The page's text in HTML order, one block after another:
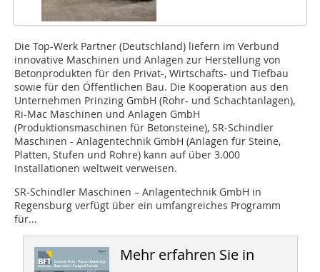
Die Top-Werk Partner (Deutschland) liefern im Verbund
innovative Maschinen und Anlagen zur Herstellung von
Betonprodukten für den Privat-, Wirtschafts- und Tiefbau
sowie für den Öffentlichen Bau. Die Kooperation aus den
Unternehmen Prinzing GmbH (Rohr- und Schachtanlagen),
Ri-Mac Maschinen und Anlagen GmbH
(Produktionsmaschinen für Betonsteine), SR-Schindler
Maschinen - Anlagentechnik GmbH (Anlagen für Steine,
Platten, Stufen und Rohre) kann auf über 3.000
Installationen weltweit verweisen.
SR-Schindler Maschinen – Anlagentechnik GmbH in
Regensburg verfügt über ein umfangreiches Programm
für...
Mehr erfahren Sie in